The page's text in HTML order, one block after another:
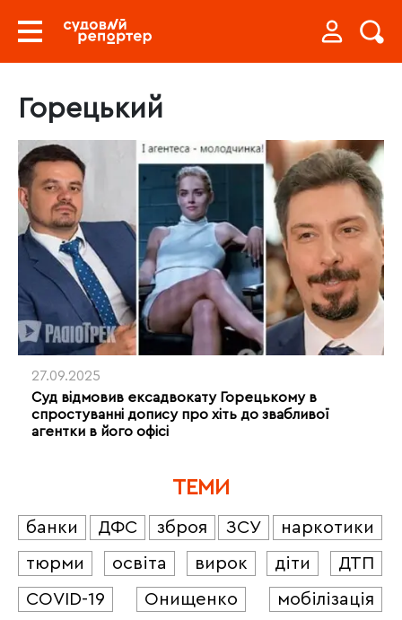
Горецький
27.09.2025
Суд відмовив ексадвокату Горецькому в
спростуванні допису про хіть до звабливої
агентки в його офісі
ТЕМИ
банки ДФС зброя ЗСУ
наркотики
тюрми
освіта вирок діти
ДТП
COVID-19
Онищенко
мобілізація